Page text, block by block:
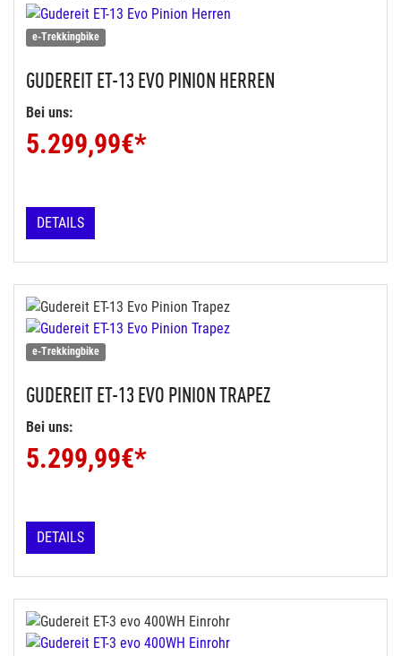
e-Trekkingbike
GUDEREITET-13 EVO PINION HERREN
Bei uns:
5.299,99€*
DETAILS
e-Trekkingbike
GUDEREITET-13 EVO PINION TRAPEZ
Bei uns:
5.299,99€*
DETAILS